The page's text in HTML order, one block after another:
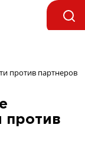
против партнеров
против